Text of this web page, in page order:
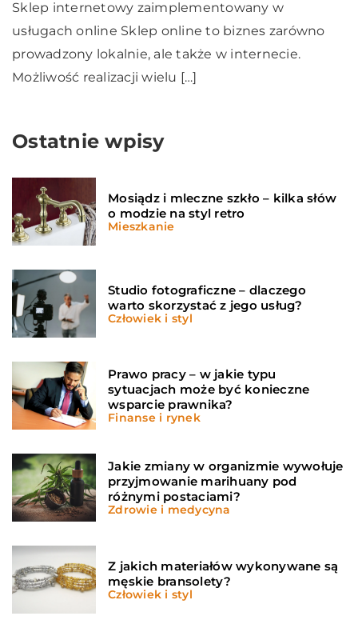
Sklep internetowy zaimplementowany w
usługach online Sklep online to biznes zarówno
prowadzony lokalnie, ale także w internecie.
Możliwość realizacji wielu […]
Ostatnie wpisy
Mosiądz i mleczne szkło – kilka słów
o modzie na styl retro
Mieszkanie
Studio fotograficzne – dlaczego
warto skorzystać z jego usług?
Człowiek i styl
Prawo pracy – w jakie typu
sytuacjach może być konieczne
wsparcie prawnika?
Finanse i rynek
Jakie zmiany w organizmie wywołuje
przyjmowanie marihuany pod
różnymi postaciami?
Zdrowie i medycyna
Z jakich materiałów wykonywane są
męskie bransolety?
Człowiek i styl